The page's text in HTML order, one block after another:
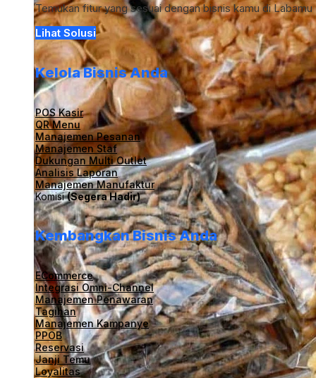
Temukan fitur yang sesuai dengan bisnis kamu di Labamu
Lihat Solusi
Kelola Bisnis Anda
POS Kasir
QR Menu
Manajemen Pesanan
Manajemen Staf
Dukungan Multi Outlet
Analisis Laporan
Manajemen Manufaktur
Komisi(Segera Hadir)
Kembangkan Bisnis Anda
ECommerce
Integrasi Omni-Channel
Manajemen Penawaran
Tagihan
Manajemen Kampanye
PPOB
Reservasi
Janji Temu
Loyalitas